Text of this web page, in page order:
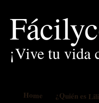
¡Vive tu vida
Home ¿Quién es